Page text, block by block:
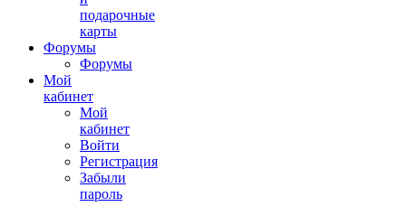
подарочные
карты
Форумы
Форумы
Мой
кабинет
Мой
кабинет
Войти
Регистрация
Забыли
пароль